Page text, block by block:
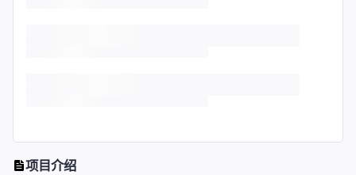
项目介绍